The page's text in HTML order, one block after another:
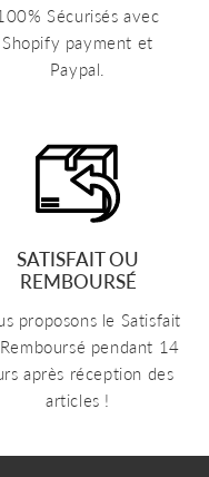
Sécurisés avec
Shopify payment et
Paypal.
SATISFAIT OU
REMBOURSÉ
proposons le Satisfait
pendant 14
après réception des
articles !